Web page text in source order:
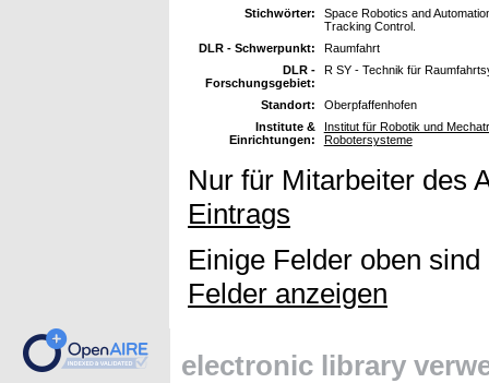
Stichwörter:
Space Robotics and
Tracking Control.
DLR - Schwerpunkt:
Raumfahrt
DLR -
Forschungsgebiet:
R SY - Technik für
Standort:
Oberpfaffenhofen
Institute &
Einrichtungen:
Institut für Robotik und
Robotersysteme
Nur für Mitarbeiter des
Eintrags
Einige Felder oben
Felder anzeigen
electronic library